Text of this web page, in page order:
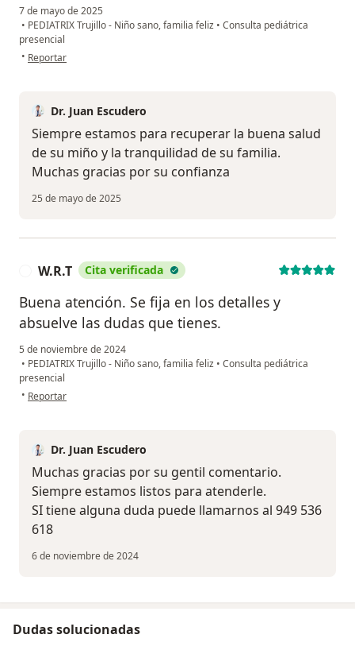
7 de mayo de 2025
• PEDIATRIX Trujillo - Niño sano, familia feliz • Consulta pediátrica
presencial
• en opinión del usuario Paola Vásquez
Reportar
Dr. Juan Escudero
Siempre estamos para recuperar la buena salud
de su miño y la tranquilidad de su familia.
Muchas gracias por su confianza
25 de mayo de 2025
W.R.T Cita verificada
Buena atención. Se fija en los detalles y
absuelve las dudas que tienes.
5 de noviembre de 2024
• PEDIATRIX Trujillo - Niño sano, familia feliz • Consulta pediátrica
presencial
• en opinión del usuario W.R.T
Reportar
Dr. Juan Escudero
Muchas gracias por su gentil comentario.
Siempre estamos listos para atenderle.
SI tiene alguna duda puede llamarnos al 949 536
618
6 de noviembre de 2024
Dudas solucionadas